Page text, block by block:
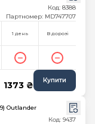
Код: 8388
Партномер: MD747707
1 день В дорозі
1373 ₴ Купити
Outlander
Код: 9437